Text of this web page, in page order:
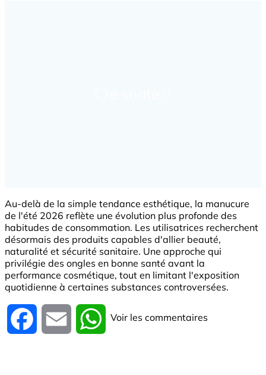
Au-delà de la simple tendance esthétique, la manucure
de l'été 2026 reflète une évolution plus profonde des
habitudes de consommation. Les utilisatrices recherchent
désormais des produits capables d'allier beauté,
naturalité et sécurité sanitaire. Une approche qui
privilégie des ongles en bonne santé avant la
performance cosmétique, tout en limitant l'exposition
quotidienne à certaines substances controversées.
Facebook Email WhatsApp
Voir les commentaires